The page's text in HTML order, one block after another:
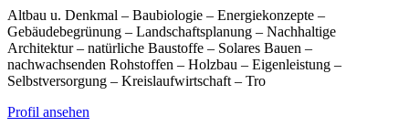
Altbau u. Denkmal – Baubiologie – Energiekonzepte –
Gebäudebegrünung – Landschaftsplanung – Nachhaltige
Architektur – natürliche Baustoffe – Solares Bauen –
nachwachsenden Rohstoffen – Holzbau – Eigenleistung –
Selbstversorgung – Kreislaufwirtschaft – Tro
Profil ansehen